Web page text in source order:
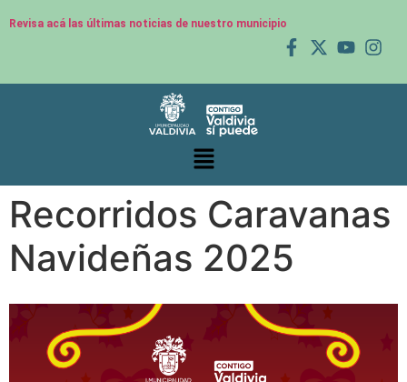
Revisa acá las últimas noticias de nuestro municipio
Recorridos Caravanas
Navideñas 2025